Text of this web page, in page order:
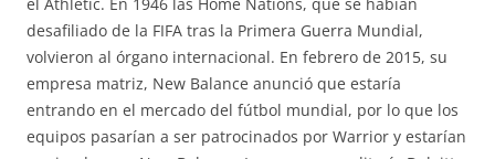
desafiliado de la FIFA tras la Primera Guerra Mundial,
volvieron al órgano internacional. En febrero de 2015, su
empresa matriz, New Balance anunció que estaría
entrando en el mercado del fútbol mundial, por lo que los
equipos pasarían a ser patrocinados por Warrior y estarían